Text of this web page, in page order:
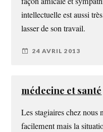
intellectuelle est aussi
lasser de son travail.
24 AVRIL 2013
médecine et santé
Les stagiaires chez nous
facilement mais la